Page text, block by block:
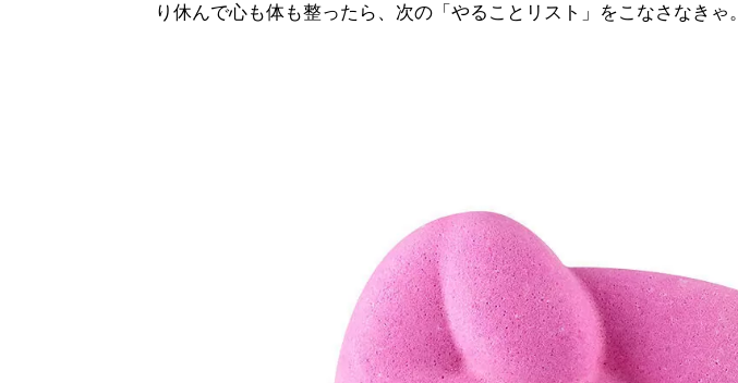
り休んで心も体も整ったら、次の「やることリスト」をこなさなきゃ。